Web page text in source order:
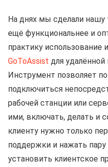
На днях мы сделали
ещё функциональнее и
практику использование
GoToAssist для
Инструмент позволяет
подключиться
рабочей станции или
ими, включать, делать и
клиенту нужно только
поддержки и нажать пару
установить клиентское